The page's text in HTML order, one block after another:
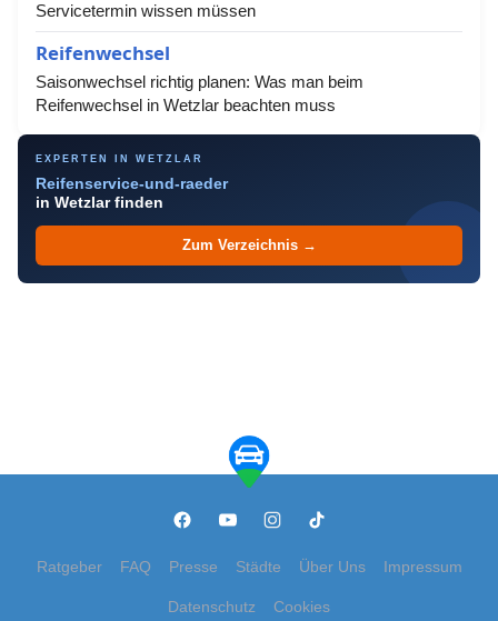
Servicetermin wissen müssen
Reifenwechsel
Saisonwechsel richtig planen: Was man beim
Reifenwechsel in Wetzlar beachten muss
EXPERTEN IN WETZLAR
Reifenservice-und-raeder
in Wetzlar finden
Zum Verzeichnis →
Ratgeber FAQ Presse Städte Über Uns Impressum
Datenschutz Cookies